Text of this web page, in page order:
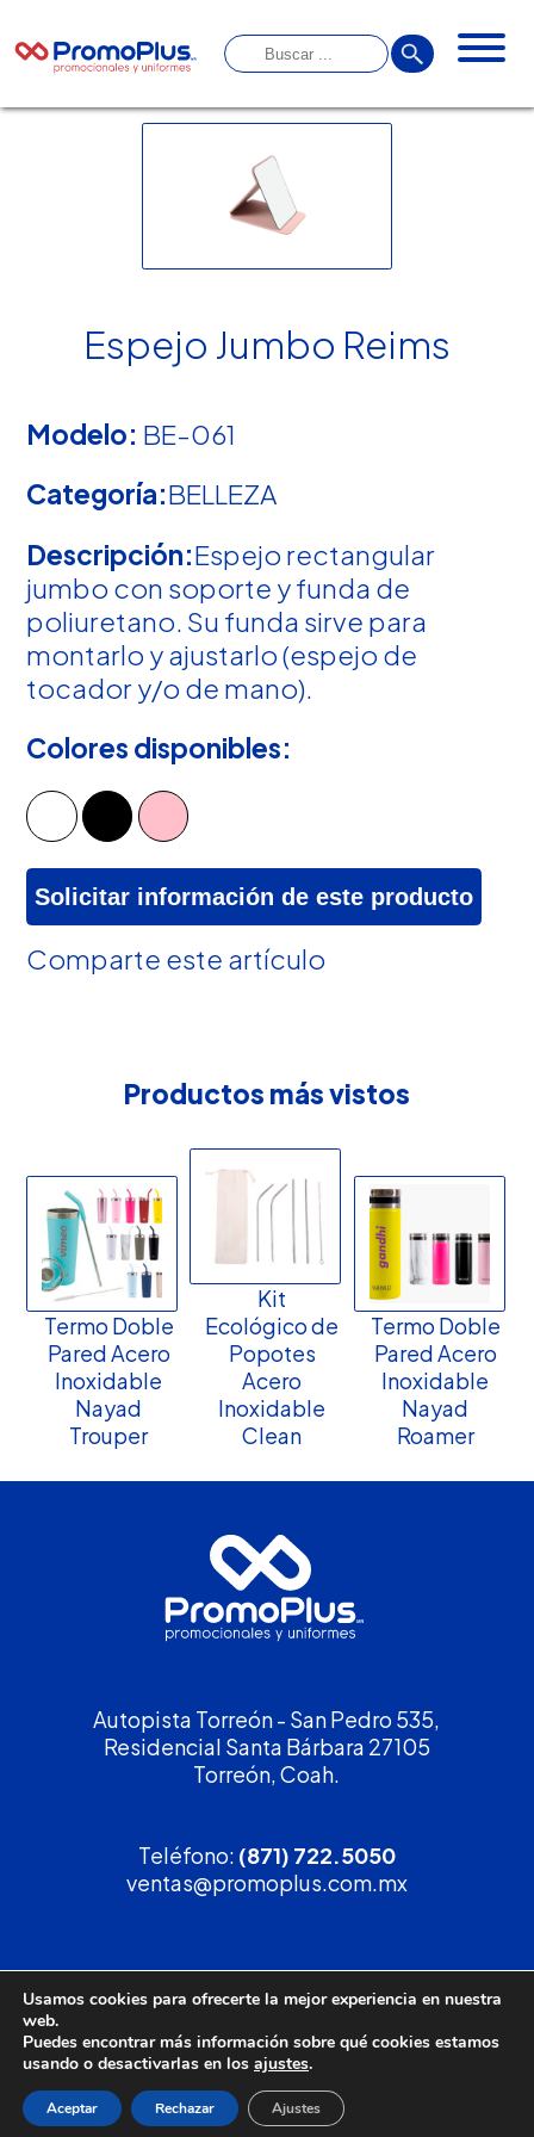
Espejo Jumbo Reims
Modelo: BE-061
Categoría:BELLEZA
Descripción:Espejo rectangular
jumbo con soporte y funda de
poliuretano. Su funda sirve para
montarlo y ajustarlo (espejo de
tocador y/o de mano).
Colores disponibles:
Solicitar información de este producto
Comparte este artículo
Productos más vistos
Termo Doble
Pared Acero
Inoxidable
Nayad
Trouper
Kit
Ecológico de
Popotes
Acero
Inoxidable
Clean
Termo Doble
Pared Acero
Inoxidable
Nayad
Roamer
Autopista Torreón - San Pedro 535,
Residencial Santa Bárbara 27105
Torreón, Coah.
Teléfono: (871) 722.5050
ventas@promoplus.com.mx
¡Solicita tucotización!
(800) 90 PROMO
Política de privacidad
Usamos cookies para ofrecerte la mejor experiencia en nuestra
web.
Puedes encontrar más información sobre qué cookies estamos
usando o desactivarlas en los ajustes.
Aceptar Rechazar Ajustes